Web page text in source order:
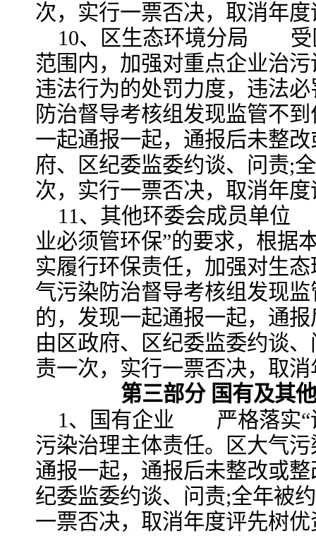
次，实行一票否决，取消年
10、区生态环境分局 受
范围内，加强对重点企业治
违法行为的处罚力度，违法
防治督导考核组发现监管不
一起通报一起，通报后未整
府、区纪委监委约谈、问责;
次，实行一票否决，取消年
11、其他环委会成员单
业必须管环保”的要求，根据
实履行环保责任，加强对生
气污染防治督导考核组发现
的，发现一起通报一起，通
由区政府、区纪委监委约谈
责一次，实行一票否决，取
第三部分 国有及其
1、国有企业 严格落实“
污染治理主体责任。区大气
通报一起，通报后未整改或
纪委监委约谈、问责;全年被
一票否决，取消年度评先树